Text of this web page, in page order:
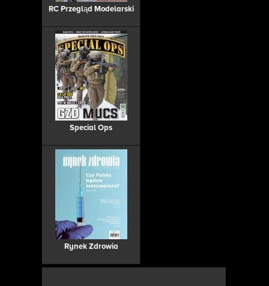
RC Przegląd Modelarski
Special Ops
Rynek Zdrowia